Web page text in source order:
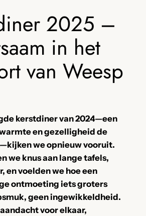
2025 –
in het
van Weesp
kerstdiner van 2024—een
en gezelligheid de
we opnieuw vooruit.
we knus aan lange tafels,
en voelden we hoe een
ontmoeting iets groters
geen ingewikkeldheid.
voor elkaar,